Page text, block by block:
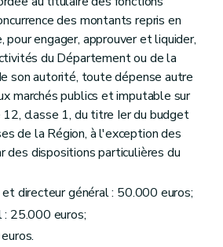
des montants repris en
pour engager, approuver et liquider,
du Département ou de la
son autorité, toute dépense autre
marchés publics et imputable sur
classe 1, du titre Ier du budget
de la Région, à l'exception des
des dispositions particulières du
directeur général : 50.000 euros;
: 25.000 euros;